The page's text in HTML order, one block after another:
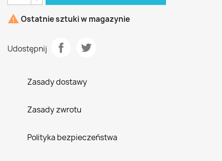
 Ostatnie sztuki w magazynie
Udostępnij
Zasady dostawy
Zasady zwrotu
Polityka bezpieczeństwa